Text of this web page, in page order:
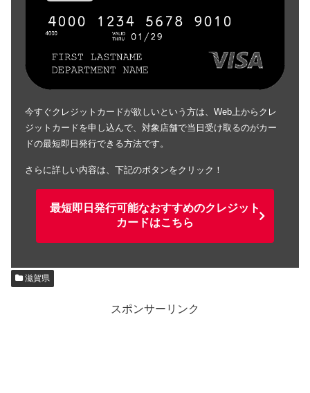
今すぐクレジットカードが欲しいという方は、Web上からクレ
ジットカードを申し込んで、対象店舗で当日受け取るのがカー
ドの最短即日発行できる方法です。
さらに詳しい内容は、下記のボタンをクリック！
最短即日発行可能なおすすめのクレジット
カードはこちら
滋賀県
スポンサーリンク